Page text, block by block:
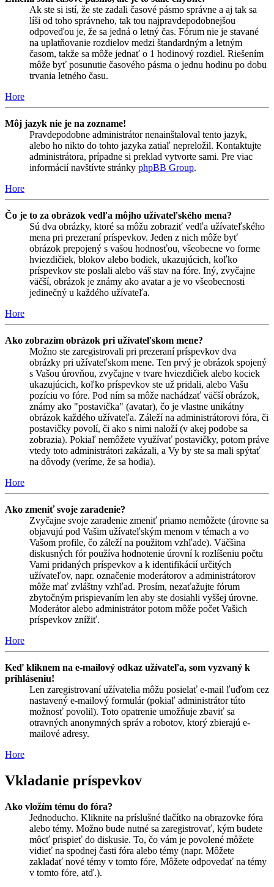
Ak ste si istí, že ste zadali časové pásmo správne a aj tak sa
líši od toho správneho, tak tou najpravdepodobnejšou
odpoveďou je, že sa jedná o letný čas. Fórum nie je stavané
na uplatňovanie rozdielov medzi štandardným a letným
časom, takže sa môže jednať o 1 hodinový rozdiel. Riešením
môže byť posunutie časového pásma o jednu hodinu po dobu
trvania letného času.
Hore
Môj jazyk nie je na zozname!
Pravdepodobne administrátor nenainštaloval tento jazyk,
alebo ho nikto do tohto jazyka zatiaľ nepreložil. Kontaktujte
administrátora, prípadne si preklad vytvorte sami. Pre viac
informácií navštívte stránky phpBB Group.
Hore
Čo je to za obrázok vedľa môjho užívateľského mena?
Sú dva obrázky, ktoré sa môžu zobraziť vedľa užívateľského
mena pri prezeraní príspevkov. Jeden z nich môže byť
obrázok prepojený s vašou hodnosťou, všeobecne vo forme
hviezdičiek, blokov alebo bodiek, ukazujúcich, koľko
príspevkov ste poslali alebo váš stav na fóre. Iný, zvyčajne
väčší, obrázok je známy ako avatar a je vo všeobecnosti
jedinečný u každého užívateľa.
Hore
Ako zobrazím obrázok pri užívateľskom mene?
Možno ste zaregistrovali pri prezeraní príspevkov dva
obrázky pri užívateľskom mene. Ten prvý je obrázok spojený
s Vašou úrovňou, zvyčajne v tvare hviezdičiek alebo kociek
ukazujúcich, koľko príspevkov ste už pridali, alebo Vašu
pozíciu vo fóre. Pod ním sa môže nachádzať väčší obrázok,
známy ako "postavička" (avatar), čo je vlastne unikátny
obrázok každého užívateľa. Záleží na administrátorovi fóra, či
postavičky povolí, či ako s nimi naloží (v akej podobe sa
zobrazia). Pokiaľ nemôžete využívať postavičky, potom práve
vtedy toto administrátori zakázali, a Vy by ste sa mali spýtať
na dôvody (veríme, že sa hodia).
Hore
Ako zmeniť svoje zaradenie?
Zvyčajne svoje zaradenie zmeniť priamo nemôžete (úrovne sa
objavujú pod Vašim užívateľským menom v témach a vo
Vašom profile, čo záleží na použitom vzhľade). Väčšina
diskusných fór používa hodnotenie úrovní k rozlíšeniu počtu
Vami pridaných príspevkov a k identifikácií určitých
užívateľov, napr. označenie moderátorov a administrátorov
môže mať zvláštny vzhľad. Prosím, nezaťažujte fórum
zbytočným prispievaním len aby ste dosiahli vyššej úrovne.
Moderátor alebo administrátor potom môže počet Vašich
príspevkov znížiť.
Hore
Keď kliknem na e-mailový odkaz užívateľa, som vyzvaný k
prihláseniu!
Len zaregistrovaní užívatelia môžu posielať e-mail ľuďom cez
nastavený e-mailový formulár (pokiaľ administrátor túto
možnosť povolil). Toto opatrenie umožňuje zbaviť sa
otravných anonymných správ a robotov, ktorý zbierajú e-
mailové adresy.
Hore
Vkladanie príspevkov
Ako vložím tému do fóra?
Jednoducho. Kliknite na príslušné tlačítko na obrazovke fóra
alebo témy. Možno bude nutné sa zaregistrovať, kým budete
môcť prispieť do diskusie. To, čo vám je povolené môžete
vidieť na spodnej časti fóra alebo témy (napr. Môžete
zakladať nové témy v tomto fóre, Môžete odpovedať na témy
v tomto fóre, atď.).